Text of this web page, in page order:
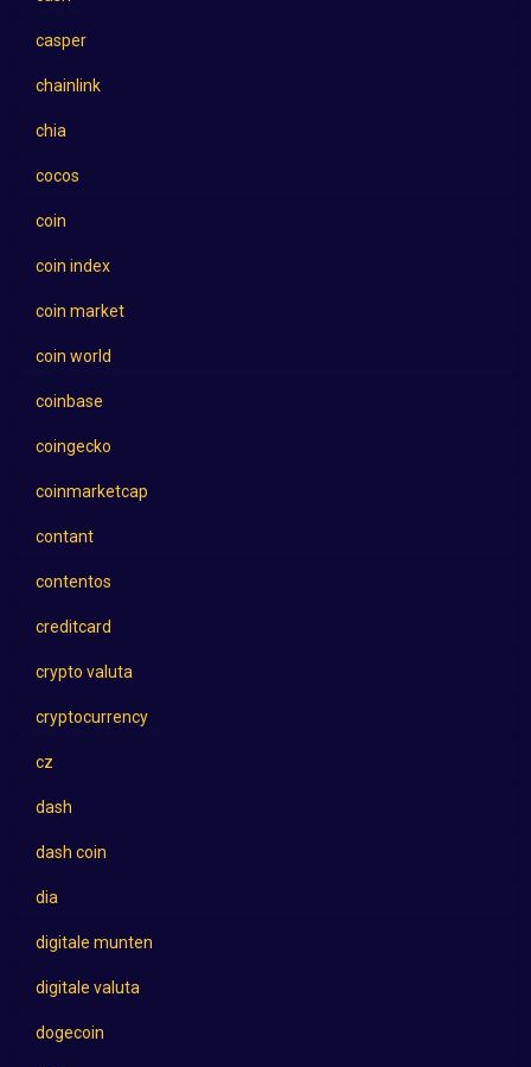
casper
chainlink
chia
cocos
coin
coin index
coin market
coin world
coinbase
coingecko
coinmarketcap
contant
contentos
creditcard
crypto valuta
cryptocurrency
cz
dash
dash coin
dia
digitale munten
digitale valuta
dogecoin